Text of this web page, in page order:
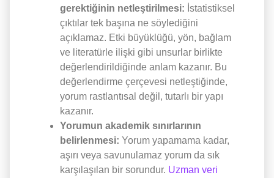
gerektiğinin netleştirilmesi: İstatistiksel
çıktılar tek başına ne söylediğini
açıklamaz. Etki büyüklüğü, yön, bağlam
ve literatürle ilişki gibi unsurlar birlikte
değerlendirildiğinde anlam kazanır. Bu
değerlendirme çerçevesi netleştiğinde,
yorum rastlantısal değil, tutarlı bir yapı
kazanır.
Yorumun akademik sınırlarının
belirlenmesi: Yorum yapamama kadar,
aşırı veya savunulamaz yorum da sık
karşılaşılan bir sorundur. Uzman veri